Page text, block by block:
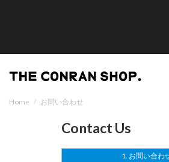
Home / お問い合わせ
Contact Us
お問い合わ